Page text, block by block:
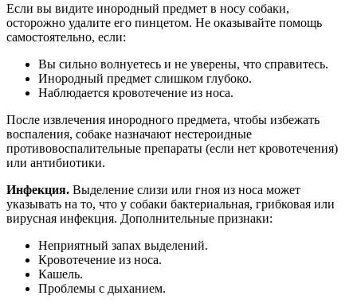
Если вы видите инородный предмет в носу собаки,
осторожно удалите его пинцетом. Не оказывайте помощь
самостоятельно, если:
Вы сильно волнуетесь и не уверены, что справитесь.
Инородный предмет слишком глубоко.
Наблюдается кровотечение из носа.
После извлечения инородного предмета, чтобы избежать
воспаления, собаке назначают нестероидные
противовоспалительные препараты (если нет кровотечения)
или антибиотики.
Инфекция. Выделение слизи или гноя из носа может
указывать на то, что у собаки бактериальная, грибковая или
вирусная инфекция. Дополнительные признаки:
Неприятный запах выделений.
Кровотечение из носа.
Кашель.
Проблемы с дыханием.